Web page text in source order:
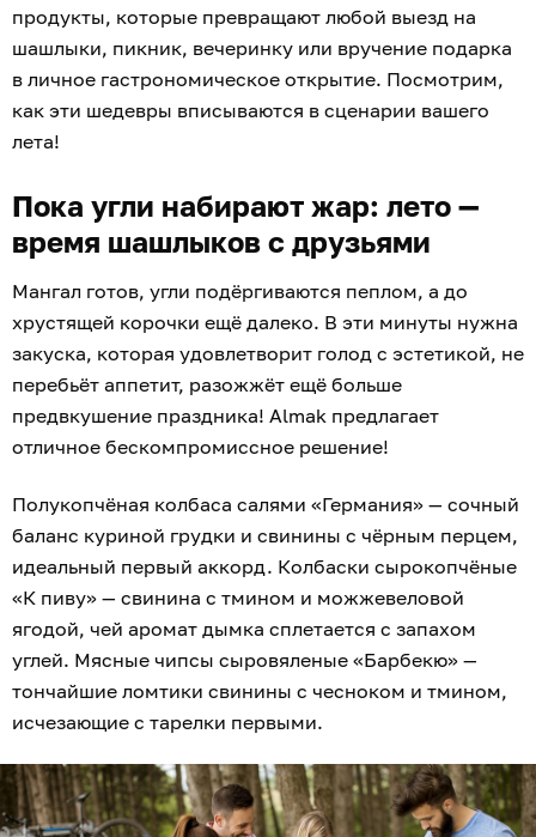
продукты, которые превращают любой выезд на
шашлыки, пикник, вечеринку или вручение подарка
в личное гастрономическое открытие. Посмотрим,
как эти шедевры вписываются в сценарии вашего
лета!
Пока угли набирают жар: лето —
время шашлыков с друзьями
Мангал готов, угли подёргиваются пеплом, а до
хрустящей корочки ещё далеко. В эти минуты нужна
закуска, которая удовлетворит голод с эстетикой, не
перебьёт аппетит, разожжёт ещё больше
предвкушение праздника! Almak предлагает
отличное бескомпромиссное решение!
Полукопчёная колбаса салями «Германия» — сочный
баланс куриной грудки и свинины с чёрным перцем,
идеальный первый аккорд. Колбаски сырокопчёные
«К пиву» — свинина с тмином и можжевеловой
ягодой, чей аромат дымка сплетается с запахом
углей. Мясные чипсы сыровяленые «Барбекю» —
тончайшие ломтики свинины с чесноком и тмином,
исчезающие с тарелки первыми.